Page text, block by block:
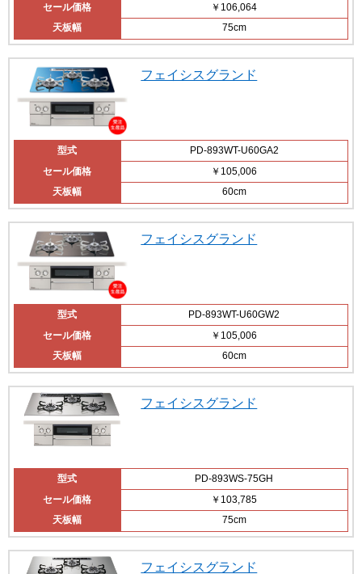
セール価格
￥106,064
天板幅
75cm
フェイシスグランド
型式
PD-893WT-U60GA2
セール価格
￥105,006
天板幅
60cm
フェイシスグランド
型式
PD-893WT-U60GW2
セール価格
￥105,006
天板幅
60cm
フェイシスグランド
型式
PD-893WS-75GH
セール価格
￥103,785
天板幅
75cm
フェイシスグランド